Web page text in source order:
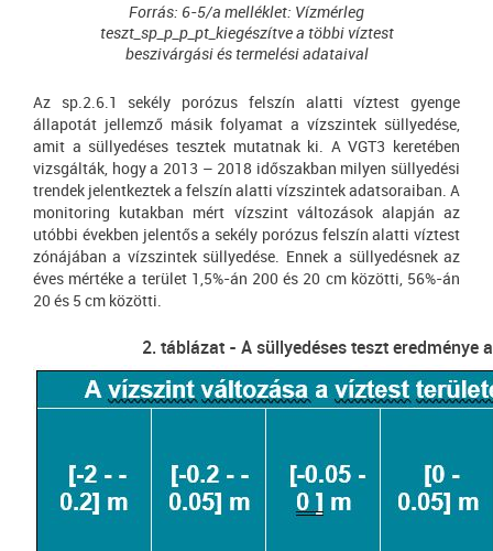
Forrás: 6-5/a melléklet: Vízmérleg
teszt_sp_p_p_pt_kiegészítve a többi víztest
beszivárgási és termelési adataival
Az sp.2.6.1 sekély porózus felszín alatti víztest gyenge
állapotát jellemző másik folyamat a vízszintek süllyedése,
amit a süllyedéses tesztek mutatnak ki. A VGT3 keretében
vizsgálták, hogy a 2013 – 2018 időszakban milyen süllyedési
trendek jelentkeztek a felszín alatti vízszintek adatsoraiban. A
monitoring kutakban mért vízszint változások alapján az
utóbbi években jelentős a sekély porózus felszín alatti víztest
zónájában a vízszintek süllyedése. Ennek a süllyedésnek az
éves mértéke a terület 1,5%-án 200 és 20 cm közötti, 56%-án
20 és 5 cm közötti.
2. táblázat - A süllyedéses teszt eredménye